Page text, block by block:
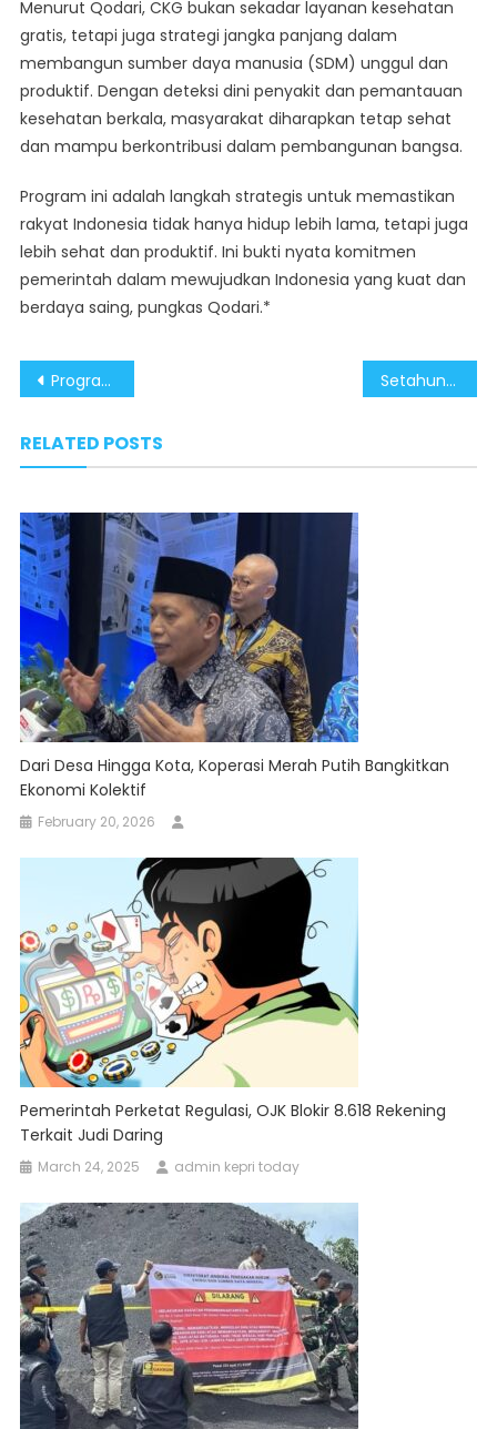
Menurut Qodari, CKG bukan sekadar layanan kesehatan
gratis, tetapi juga strategi jangka panjang dalam
membangun sumber daya manusia (SDM) unggul dan
produktif. Dengan deteksi dini penyakit dan pemantauan
kesehatan berkala, masyarakat diharapkan tetap sehat
dan mampu berkontribusi dalam pembangunan bangsa.
Program ini adalah langkah strategis untuk memastikan
rakyat Indonesia tidak hanya hidup lebih lama, tetapi juga
lebih sehat dan produktif. Ini bukti nyata komitmen
pemerintah dalam mewujudkan Indonesia yang kuat dan
berdaya saing, pungkas Qodari.*
Post
Program CKG Jadi Cermin Keberhasilan Satu Tahun Pemerintahan PrabowoGibran Setahun Prabowo-Gibran: Program CKG Tingkatkan Akses Layanan Kesehatan Nasional
RELATED POSTS
Dari Desa Hingga Kota, Koperasi Merah Putih Bangkitkan
Ekonomi Kolektif
February 20, 2026
Pemerintah Perketat Regulasi, OJK Blokir 8.618 Rekening
Terkait Judi Daring
March 24, 2025 admin kepri today